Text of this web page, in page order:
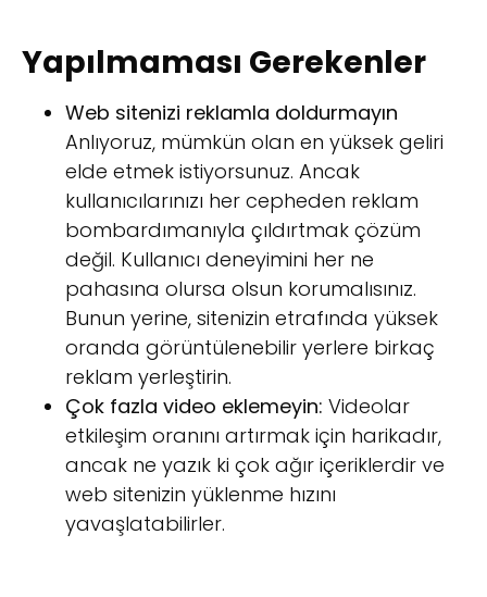
Yapılmaması Gerekenler
Web sitenizi reklamla doldurmayın
Anlıyoruz, mümkün olan en yüksek geliri
elde etmek istiyorsunuz. Ancak
kullanıcılarınızı her cepheden reklam
bombardımanıyla çıldırtmak çözüm
değil. Kullanıcı deneyimini her ne
pahasına olursa olsun korumalısınız.
Bunun yerine, sitenizin etrafında yüksek
oranda görüntülenebilir yerlere birkaç
reklam yerleştirin.
Çok fazla video eklemeyin: Videolar
etkileşim oranını artırmak için harikadır,
ancak ne yazık ki çok ağır içeriklerdir ve
web sitenizin yüklenme hızını
yavaşlatabilirler.